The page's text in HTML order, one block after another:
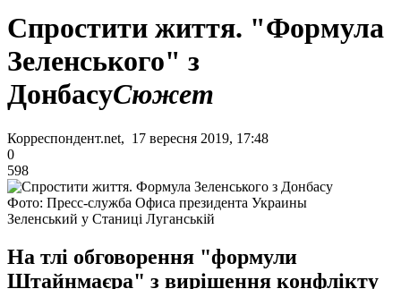
Спростити життя. "Формула
Зеленського" з
ДонбасуСюжет
Корреспондент.net, 17 вересня 2019, 17:48
0
598
Фото: Пресс-служба Офиса президента Украины
Зеленський у Станиці Луганській
На тлі обговорення "формули
Штайнмаєра" з вирішення конфлікту